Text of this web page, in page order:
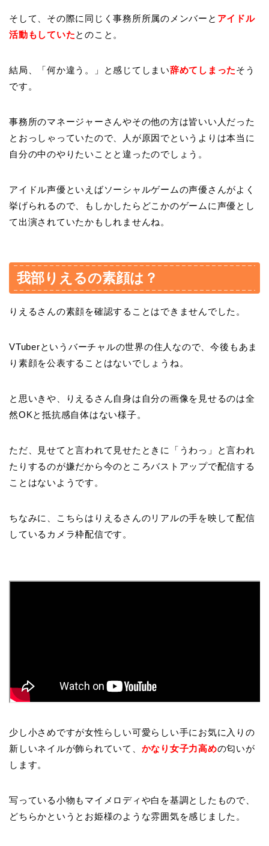
そして、その際に同じく事務所所属のメンバーと アイドル
活動もしていたとのこと。
結局、「何か違う。」と感じてしまい辞めてしまったそう
です。
事務所のマネージャーさんやその他の方は皆いい人だった
とおっしゃっていたので、人が原因でというよりは本当に
自分の中のやりたいことと違ったのでしょう。
アイドル声優といえばソーシャルゲームの声優さんがよく
挙げられるので、もしかしたらどこかのゲームに声優とし
て出演されていたかもしれませんね。
我部りえるの素顔は？
りえるさんの素顔を確認することはできませんでした。
VTuberというバーチャルの世界の住人なので、今後もあま
り素顔を公表することはないでしょうね。
と思いきや、りえるさん自身は自分の画像を見せるのは全
然OKと抵抗感自体はない様子。
ただ、見せてと言われて見せたときに「うわっ」と言われ
たりするのが嫌だから今のところバストアップで配信する
ことはないようです。
ちなみに、こちらはりえるさんのリアルの手を映して配信
しているカメラ枠配信です。
少し小さめですが女性らしい可愛らしい手にお気に入りの
新しいネイルが飾られていて、 かなり女子力高めの匂いが
します。
写っている小物もマイメロディや白を基調としたもので、
どちらかというとお姫様のような雰囲気を感じました。